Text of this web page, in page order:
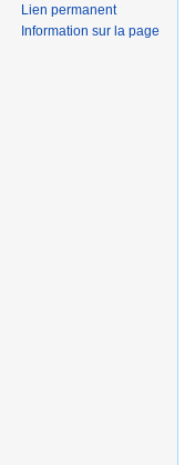
Lien permanent
Information sur la page